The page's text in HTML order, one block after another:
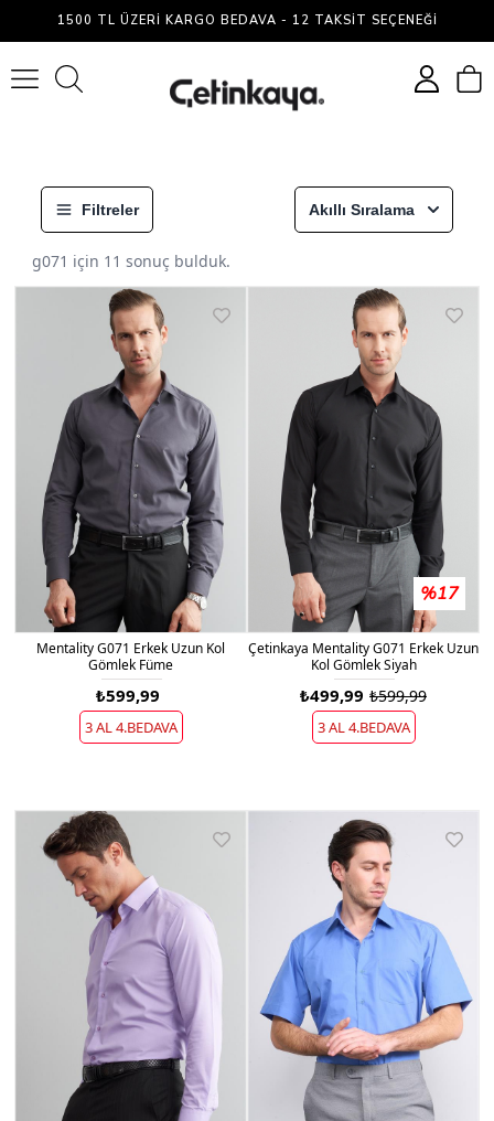
1500 TL ÜZERI KARGO BEDAVA - 12 TAKSIT SEÇENEĞI
Filtreler Akıllı Sıralama
g071 için 11 sonuç bulduk.
Mentality G071 Erkek Uzun Kol
Gömlek Füme
₺599,99
3 AL 4.BEDAVA
%17
Çetinkaya Mentality G071 Erkek Uzun
Kol Gömlek Siyah
₺499,99 ₺599,99
3 AL 4.BEDAVA